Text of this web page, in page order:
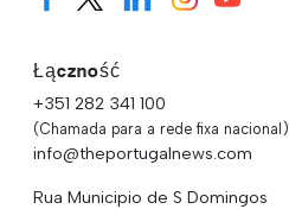
Łączność
+351 282 341 100
(Chamada para a rede fixa nacional)
info@theportugalnews.com
Rua Municipio de S Domingos